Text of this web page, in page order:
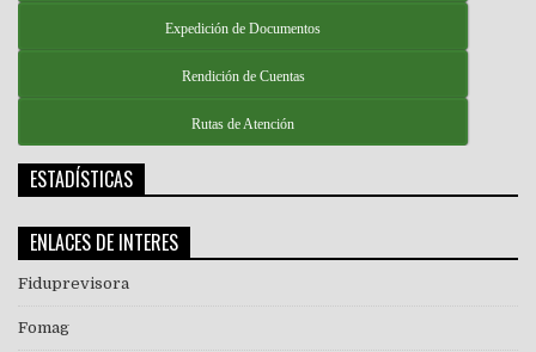
Expedición de Documentos
Rendición de Cuentas
Rutas de Atención
ESTADÍSTICAS
ENLACES DE INTERES
Fiduprevisora
Fomag